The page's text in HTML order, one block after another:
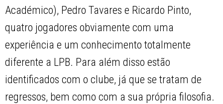
Académico), Pedro Tavares e Ricardo Pinto,
quatro jogadores obviamente com uma
experiência e um conhecimento totalmente
diferente a LPB. Para além disso estão
identificados com o clube, já que se tratam de
regressos, bem como com a sua própria filosofia.